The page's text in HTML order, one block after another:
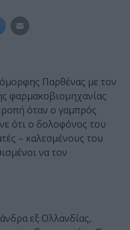
Παρθένας με τον
φαρμακοβιομηχανίας
όταν ο γαμπρός
ότι ο δολοφόνος του
– καλεσμένους του
να τον
εξ Ολλανδίας,